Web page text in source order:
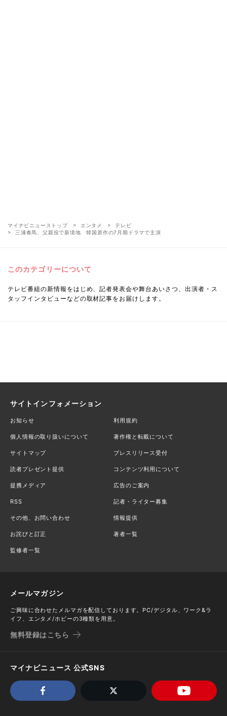
マイナビニューストップ エンタメ
テレビ
三浦春馬、父親役で新境地 韓国原作の7月期ドラマで主演
このカテゴリーについて
テレビ番組の新情報をはじめ、記者発表会や舞台あいさつ、出演者・ス
タッフインタビューなどの取材記事をお届けします。
サイトインフォメーション
お知らせ 利用規約
個人情報の取り扱いについて 著作権と転載について
サイトマップ プレスリリース受付
読者プレゼント提供 コンテンツ利用について
提携メディア 広告のご案内
RSS 記者・ライター募集
その他、お問い合わせ 情報提供
お詫びと訂正 著者一覧
監修者一覧
メールマガジン
ご興味に合わせたメルマガを配信しております。PC/デジタル、ワーク&ラ
イフ、エンタメ/ホビーの3種類を用意。
無料登録はこちら
マイナビニュース 公式SNS